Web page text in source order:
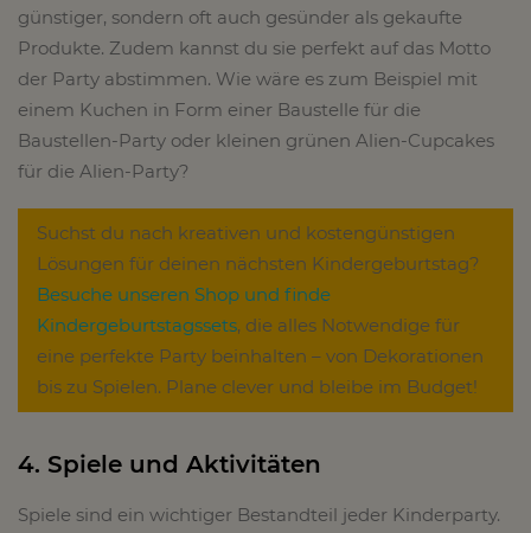
günstiger, sondern oft auch gesünder als gekaufte
Produkte. Zudem kannst du sie perfekt auf das Motto
der Party abstimmen. Wie wäre es zum Beispiel mit
einem Kuchen in Form einer Baustelle für die
Baustellen-Party oder kleinen grünen Alien-Cupcakes
für die Alien-Party?
Suchst du nach kreativen und kostengünstigen
Lösungen für deinen nächsten Kindergeburtstag?
Besuche unseren Shop und finde
Kindergeburtstagssets, die alles Notwendige für
eine perfekte Party beinhalten – von Dekorationen
bis zu Spielen. Plane clever und bleibe im Budget!
4. Spiele und Aktivitäten
Spiele sind ein wichtiger Bestandteil jeder Kinderparty.